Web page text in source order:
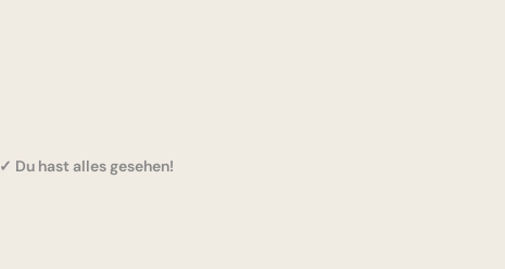
✓ Du hast alles gesehen!